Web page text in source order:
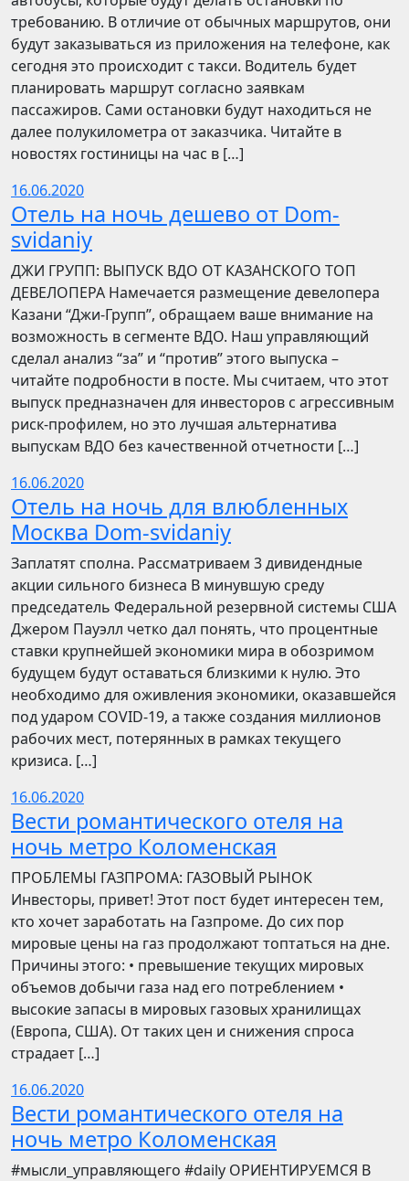
требованию. В отличие от обычных маршрутов, они
будут заказываться из приложения на телефоне, как
сегодня это происходит с такси. Водитель будет
планировать маршрут согласно заявкам
пассажиров. Сами остановки будут находиться не
далее полукилометра от заказчика. Читайте в
новостях гостиницы на час в […]
16.06.2020
Отель на ночь дешево от Dom-
svidaniy
​​ДЖИ ГРУПП: ВЫПУСК ВДО ОТ КАЗАНСКОГО ТОП
ДЕВЕЛОПЕРА Намечается размещение девелопера
Казани “Джи-Групп”, обращаем ваше внимание на
возможность в сегменте ВДО. Наш управляющий
сделал анализ “за” и “против” этого выпуска –
читайте подробности в посте. Мы считаем, что этот
выпуск предназначен для инвесторов с агрессивным
риск-профилем, но это лучшая альтернатива
выпускам ВДО без качественной отчетности […]
16.06.2020
Отель на ночь для влюбленных
Москва Dom-svidaniy
Заплатят сполна. Рассматриваем 3 дивидендные
акции сильного бизнеса В минувшую среду
председатель Федеральной резервной системы США
Джером Пауэлл четко дал понять, что процентные
ставки крупнейшей экономики мира в обозримом
будущем будут оставаться близкими к нулю. Это
необходимо для оживления экономики, оказавшейся
под ударом COVID-19, а также создания миллионов
рабочих мест, потерянных в рамках текущего
кризиса. […]
16.06.2020
Вести романтического отеля на
ночь метро Коломенская
ПРОБЛЕМЫ ГАЗПРОМА: ГАЗОВЫЙ РЫНОК
Инвесторы, привет! Этот пост будет интересен тем,
кто хочет заработать на Газпроме. До сих пор
мировые цены на газ продолжают топтаться на дне.
Причины этого: • превышение текущих мировых
объемов добычи газа над его потреблением •
высокие запасы в мировых газовых хранилищах
(Европа, США). От таких цен и снижения спроса
страдает […]
16.06.2020
Вести романтического отеля на
ночь метро Коломенская
​​#мысли_управляющего #daily ОРИЕНТИРУЕМСЯ В